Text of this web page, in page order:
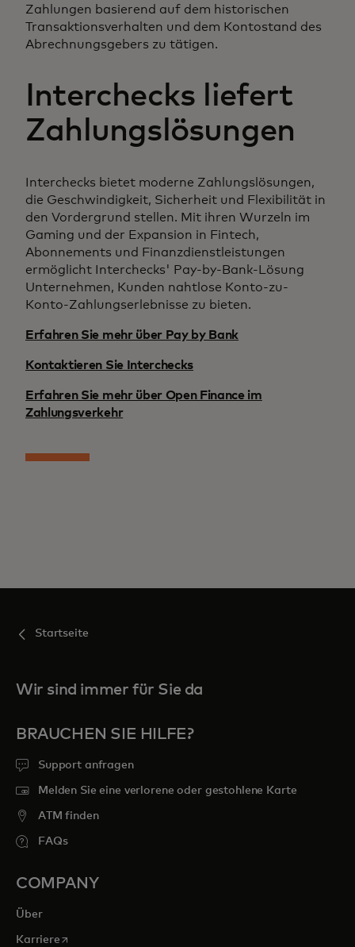
Zahlungen basierend auf dem historischen
Transaktionsverhalten und dem Kontostand des
Abrechnungsgebers zu tätigen.
Interchecks liefert
Zahlungslösungen
Interchecks bietet moderne Zahlungslösungen,
die Geschwindigkeit, Sicherheit und Flexibilität in
den Vordergrund stellen. Mit ihren Wurzeln im
Gaming und der Expansion in Fintech,
Abonnements und Finanzdienstleistungen
ermöglicht Interchecks' Pay-by-Bank-Lösung
Unternehmen, Kunden nahtlose Konto-zu-
Konto-Zahlungserlebnisse zu bieten.
Erfahren Sie mehr über Pay by Bank
Kontaktieren Sie Interchecks
Erfahren Sie mehr über Open Finance im
Zahlungsverkehr
Startseite
Wir sind immer für Sie da
BRAUCHEN SIE HILFE?
Support anfragen
Melden Sie eine verlorene oder gestohlene Karte
ATM finden
FAQs
COMPANY
Über
Karrierewird in einer neuen Registerkarte geöffnet